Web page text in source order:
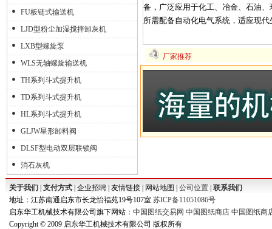
FU板链式输送机
LJD型粉尘加湿搅拌卸灰机
LXB型螺旋泵
WLS无轴螺旋输送机
TH系列斗式提升机
TD系列斗式提升机
HL系列斗式提升机
GLJW星形卸料阀
DLSF型电动双层联锁阀
消石灰机
备，广泛应用于化工、冶金、石油
所需配备自动化电气系统，适应现
厂家推荐
关于我们 支付方式 | 企业招聘 | 友情链接 | 网站地图 | 公司位置 联系我们
地址：江苏南通启东市长龙怡福苑19号107室 苏ICP备11051086号
启东华工机械技术有限公司旗下网站： 中国图纸交易网 中国图纸商店 中国图纸商
Copyright © 2009 启东华工机械技术有限公司 版权所有